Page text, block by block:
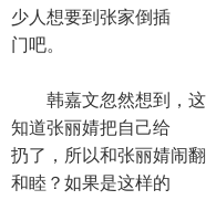
少人想要到张家倒插
门吧。
韩嘉文忽然想到，这
知道张丽婧把自己给
扔了，所以和张丽婧闹
和睦？如果是这样的